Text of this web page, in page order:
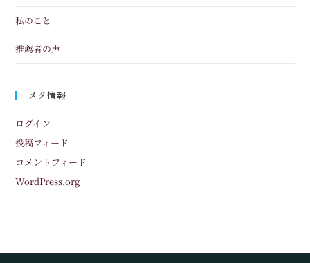
私のこと
推薦者の声
メタ情報
ログイン
投稿フィード
コメントフィード
WordPress.org